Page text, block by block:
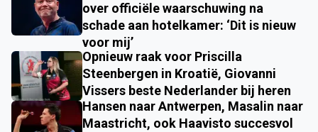
over officiële waarschuwing na
schade aan hotelkamer: ‘Dit is nieuw
voor mij’
Opnieuw raak voor Priscilla
Steenbergen in Kroatië, Giovanni
Vissers beste Nederlander bij heren
Hansen naar Antwerpen, Masalin naar
Maastricht, ook Haavisto succesvol